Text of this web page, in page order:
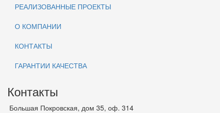
РЕАЛИЗОВАННЫЕ ПРОЕКТЫ
О КОМПАНИИ
КОНТАКТЫ
ГАРАНТИИ КАЧЕСТВА
Контакты
Большая Покровская, дом 35, оф. 314